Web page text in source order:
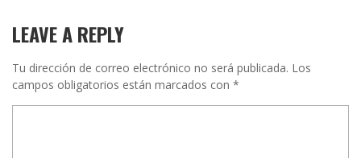
LEAVE A REPLY
Tu dirección de correo electrónico no será publicada. Los
campos obligatorios están marcados con *